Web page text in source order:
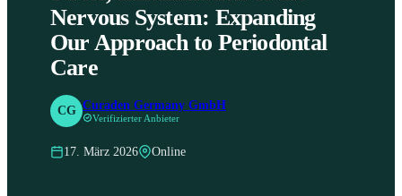
Nervous System: Expanding
Our Approach to Periodontal
Care
CG Curaden Germany GmbH
Verifizierter Anbieter
17. März 2026 Online